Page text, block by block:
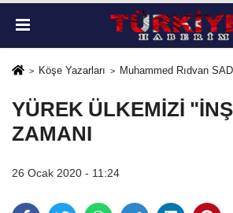
Köşe Yazarları Muhammed Rıdvan
YÜREK ÜLKEMİZİ
ZAMANI
26 Ocak 2020 - 11:24